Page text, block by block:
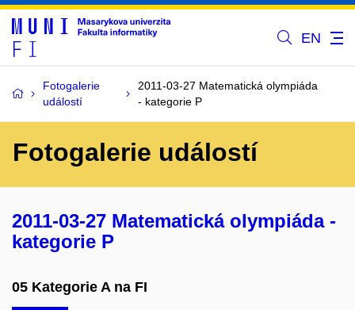
EN
Fotogalerie
událostí
2011-03-27 Matematická olympiáda
- kategorie P
Fotogalerie událostí
2011-03-27 Matematická olympiáda -
kategorie P
05 Kategorie A na FI